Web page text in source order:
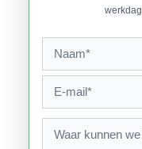
werkdag